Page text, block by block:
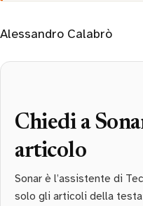
Alessandro Calabrò
Chiedi a
articolo
Sonar è l’assistente di
solo gli articoli della